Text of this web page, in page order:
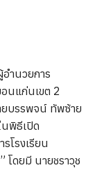
ำนวยการ
นแก่นเขต 2
บรรพจน์ ทัพซ้าย
พิธีเปิด
โรงเรียน
ดยมี นายชราวุช